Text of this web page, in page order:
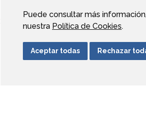
Puede consultar más
nuestra Política de Cookies.
Aceptar todas Rechazar
AVISO LEGAL PROTECCIÓN DE